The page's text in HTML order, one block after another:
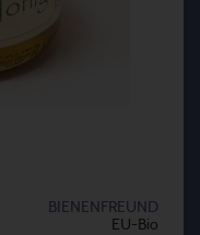
BIENENFREUND
EU-Bio